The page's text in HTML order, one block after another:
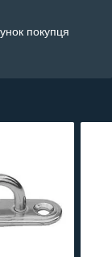
покупця